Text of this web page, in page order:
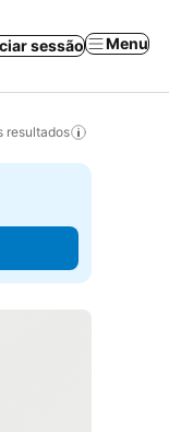
sessão Menu
resultados